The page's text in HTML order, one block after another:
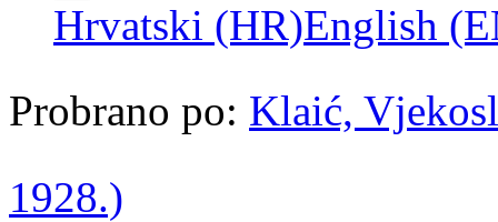
Hrvatski (HR)English
Probrano po: Klaić,
1928.)